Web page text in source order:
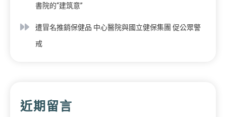
書院的“建筑意”
遭冒名推銷保健品 中心醫院與國立健保集團 促公眾警
戒
近期留言